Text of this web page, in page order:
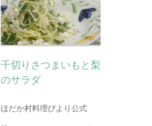
千切りさつまいもと梨
のサラダ
ほだか村料理びより公式